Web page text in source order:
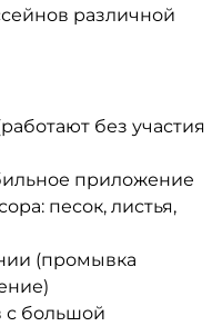
различной
без участия
приложение
песок, листья,
(промывка
с большой